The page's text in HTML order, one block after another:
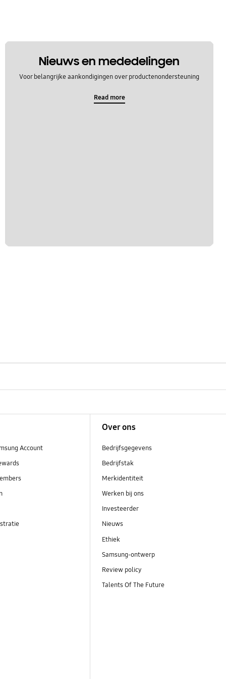
Nieuws en mededelingen
Voor belangrijke aankondigingen over productenondersteuning
Read more
Account
Over ons
Bedrijfsgegevens
Bedrijfstak
Merkidentiteit
Werken bij ons
Investeerder
Nieuws
Ethiek
Samsung-ontwerp
Review policy
Talents Of The Future